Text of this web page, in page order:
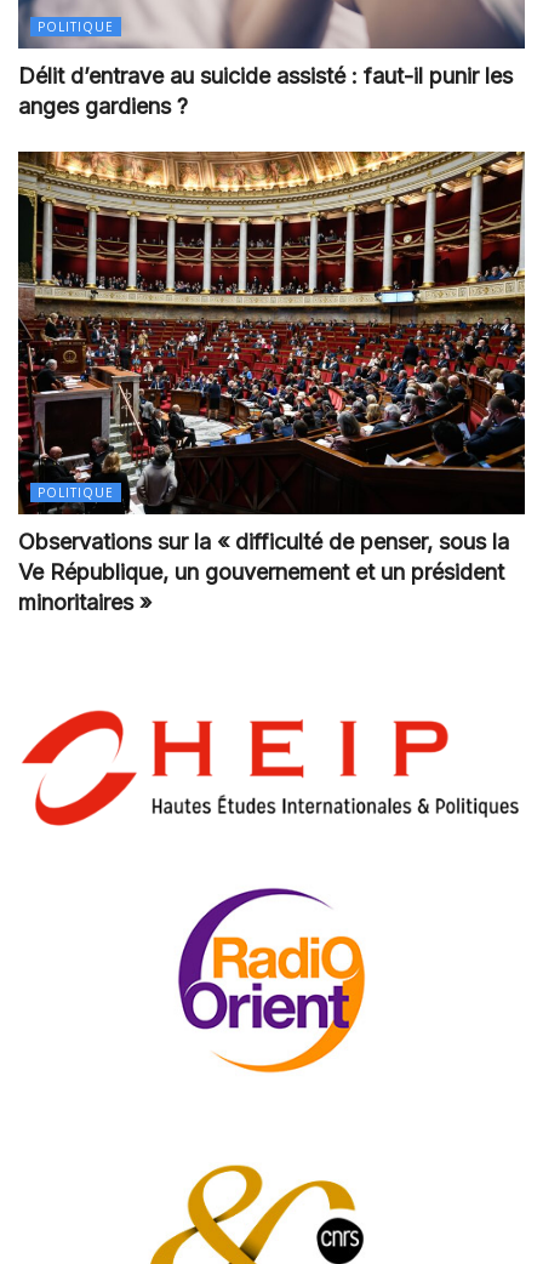
POLITIQUE
Délit d’entrave au suicide assisté : faut-il punir les
anges gardiens ?
POLITIQUE
Observations sur la « difficulté de penser, sous la
Ve République, un gouvernement et un président
minoritaires »